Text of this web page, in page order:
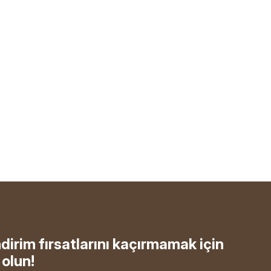
fırsatlarını kaçırmamak için